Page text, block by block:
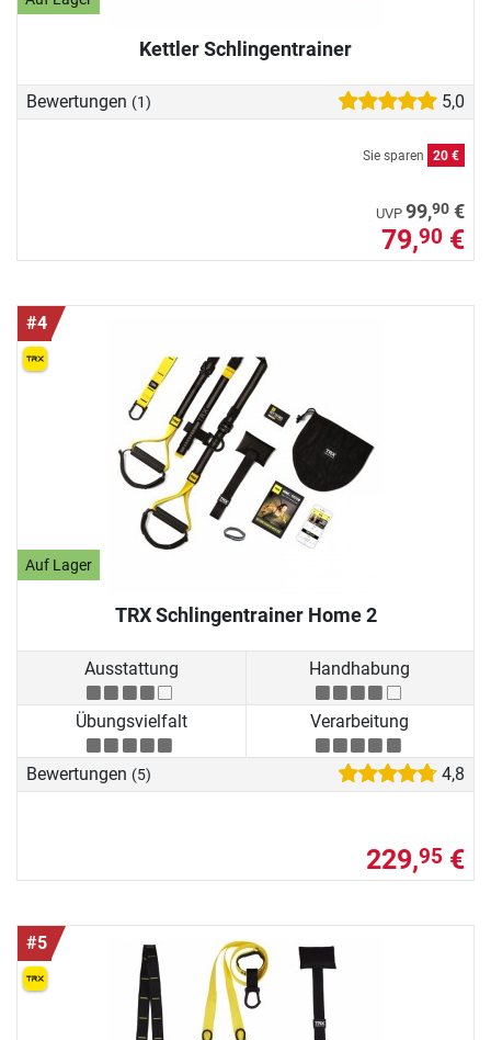
Kettler Schlingentrainer
Bewertungen (1) 5,0
Sie sparen 20 €
UVP 99,90 €
79,90 €
#4
Auf Lager
TRX Schlingentrainer Home 2
Ausstattung Handhabung
Übungsvielfalt Verarbeitung
Bewertungen (5) 4,8
229,95 €
#5